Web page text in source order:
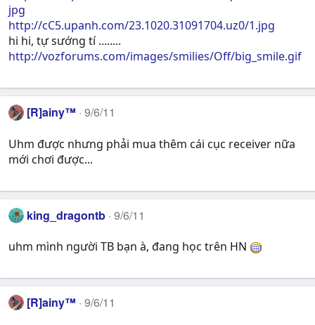
jpg
http://cC5.upanh.com/23.1020.31091704.uz0/1.jpg
hi hi, tự sướng tí ........
http://vozforums.com/images/smilies/Off/big_smile.gif
[R]ainy™ 9/6/11
Uhm được nhưng phải mua thêm cái cục receiver nữa
mới chơi được...
king_dragontb 9/6/11
uhm mình người TB bạn à, đang học trên HN
[R]ainy™ 9/6/11